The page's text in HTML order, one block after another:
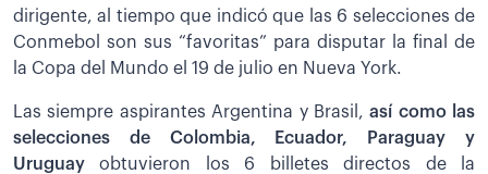
dirigente, al tiempo que indicó que las 6 selecciones de
Conmebol son sus “favoritas” para disputar la final de
la Copa del Mundo el 19 de julio en Nueva York.
Las siempre aspirantes Argentina y Brasil,así como las
selecciones de Colombia, Ecuador, Paraguay y
Uruguay obtuvieron los 6 billetes directos de la